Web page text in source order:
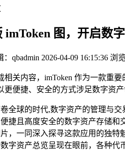
图，开启数
qbadmin 2026-04-09 16:15:36 浏
相关内容，imToken 作为一款重
便捷、安全的方式涉足数字资
全球的时代,数字资产的管理与
捷且高度安全的数字资产存储
，一同深入探寻这款应用的独
字资产总览呈现在眼前，各种